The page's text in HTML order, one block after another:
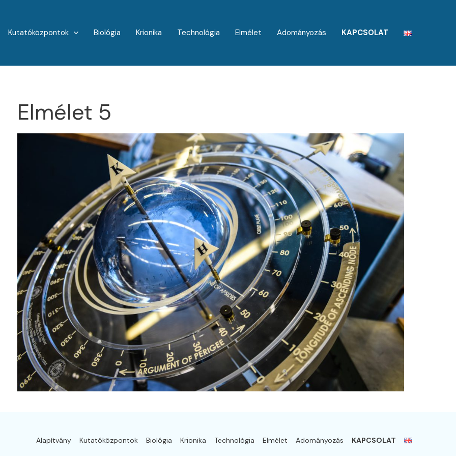
Kutatóközpontok Biológia Krionika Technológia Elmélet Adományozás KAPCSOLAT
Elmélet 5
Alapítvány Kutatóközpontok Biológia Krionika Technológia Elmélet Adományozás KAPCSOLAT